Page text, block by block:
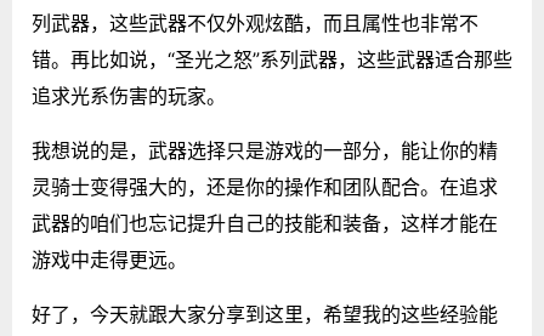
列武器，这些武器不仅外观炫酷，而且属性也非常不
错。再比如说，“圣光之怒”系列武器，这些武器适合那些
追求光系伤害的玩家。
我想说的是，武器选择只是游戏的一部分，能让你的精
灵骑士变得强大的，还是你的操作和团队配合。在追求
武器的咱们也忘记提升自己的技能和装备，这样才能在
游戏中走得更远。
好了，今天就跟大家分享到这里，希望我的这些经验能